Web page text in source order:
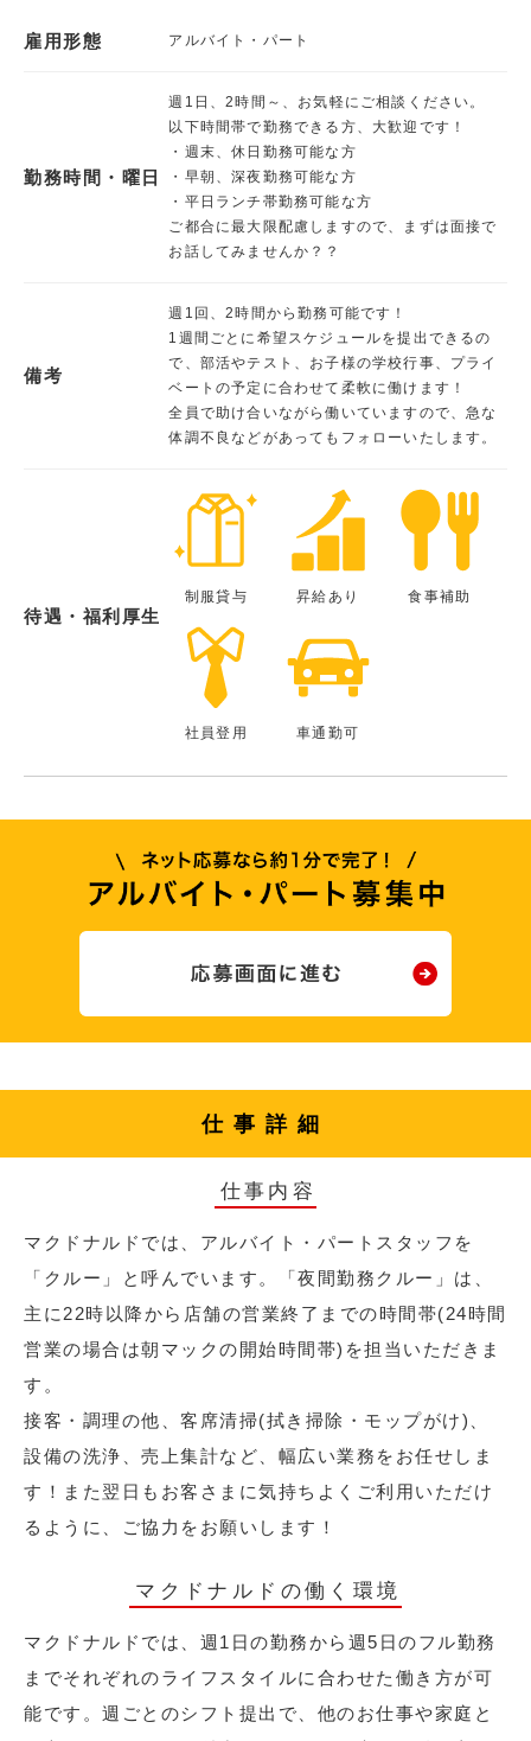
雇用形態 アルバイト・パート
勤務時間・曜日
週1日、2時間～、お気軽にご相談ください。
以下時間帯で勤務できる方、大歓迎です！
・週末、休日勤務可能な方
・早朝、深夜勤務可能な方
・平日ランチ帯勤務可能な方
ご都合に最大限配慮しますので、まずは面接で
お話してみませんか？？
備考
週1回、2時間から勤務可能です！
1週間ごとに希望スケジュールを提出できるの
で、部活やテスト、お子様の学校行事、プライ
ベートの予定に合わせて柔軟に働けます！
全員で助け合いながら働いていますので、急な
体調不良などがあってもフォローいたします。
待遇・福利厚生
制服貸与 昇給あり 食事補助
社員登用 車通勤可
仕事詳細
仕事内容
マクドナルドでは、アルバイト・パートスタッフを
「クルー」と呼んでいます。「夜間勤務クルー」は、
主に22時以降から店舗の営業終了までの時間帯(24時間
営業の場合は朝マックの開始時間帯)を担当いただきま
す。
接客・調理の他、客席清掃(拭き掃除・モップがけ)、
設備の洗浄、売上集計など、幅広い業務をお任せしま
す！また翌日もお客さまに気持ちよくご利用いただけ
るように、ご協力をお願いします！
マクドナルドの働く環境
マクドナルドでは、週1日の勤務から週5日のフル勤務
までそれぞれのライフスタイルに合わせた働き方が可
能です。週ごとのシフト提出で、他のお仕事や家庭と